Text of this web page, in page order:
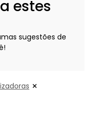
estes
sugestões de